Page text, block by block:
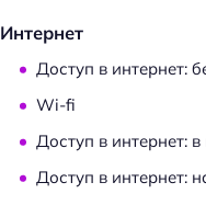
Интернет
Доступ в интернет:
Wi-fi
Доступ в интернет:
Доступ в интернет: